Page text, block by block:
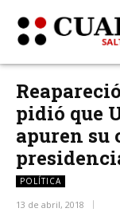
pidió que
apuren su
POLÍTICA
13 de abril, 2018